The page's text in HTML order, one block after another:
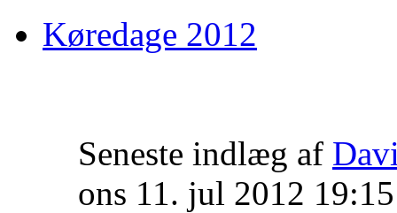
Køredage 2012
Seneste indlæg af
ons 11. jul 2012 19:15